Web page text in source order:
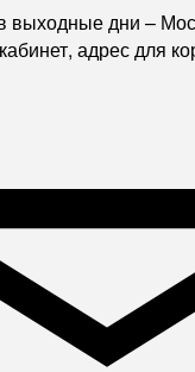
выходные дни –
адрес для